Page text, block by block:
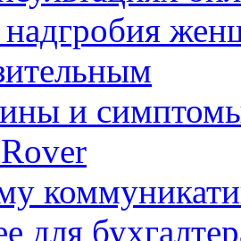
надгробия
и
для